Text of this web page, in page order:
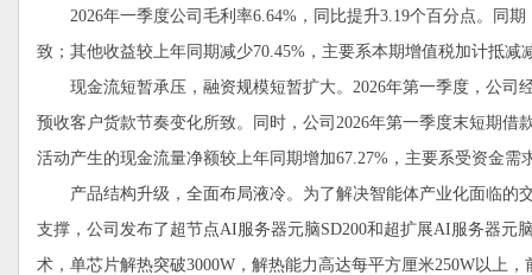
2026年一季度公司毛利率6.64%，同比提升3.19个百分点。同期
致；其他收益较上年同期减少70.45%，主要系本期增值税加计抵减
现金流短暂承压，融资规模短暂扩大。2026年第一季度，公司
预收客户货款节奏变化所致。同时，公司2026年第一季度末短期
活动产生的现金流量净额较上年同期增加67.27%，主要系受资金需
产品结构升级，全面布局液冷。为了解决智能体产业化面临的
支撑，公司发布了超节点AI服务器元脑SD200和超扩展AI服务器元
术，单芯片解热突破3000W，解热能力高达每平方厘米250W以上